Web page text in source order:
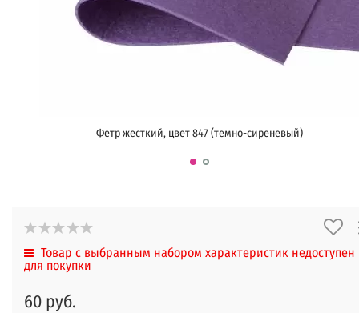
Фетр жесткий, цвет 847 (темно-сиреневый)
Товар с выбранным набором характеристик недоступен
для покупки
60 руб.